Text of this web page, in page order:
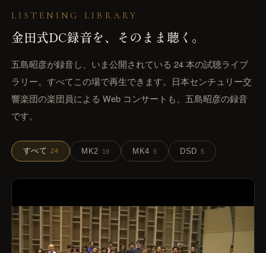
LISTENING LIBRARY
金田式DC録音を、 そのまま聴く。
五島昭彦が録音し、いま公開されている 24 本の試聴ライブ
ラリー。すべてこの場で再生できます。日本センチュリー交
響楽団の楽団員による Web コンサートも、五島昭彦の録音
です。
すべて 24 MK2 19 MK4 5 DSD 5